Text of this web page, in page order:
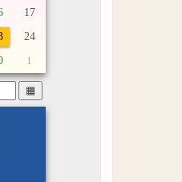
17
24
1
▦